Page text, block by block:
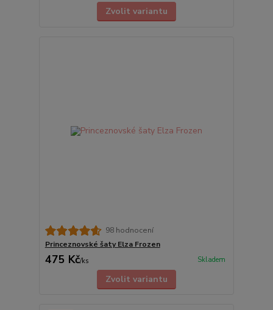
Zvolit variantu
98 hodnocení
Princeznovské šaty Elza Frozen
475 Kč/ks Skladem
Zvolit variantu